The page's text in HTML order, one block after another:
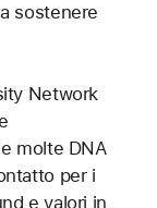
sostenere
Network
molte DNA
per i
e valori in